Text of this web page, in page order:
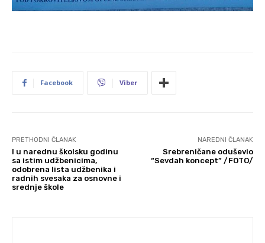
Facebook Viber
PRETHODNI ČLANAK
I u narednu školsku godinu
sa istim udžbenicima,
odobrena lista udžbenika i
radnih svesaka za osnovne i
srednje škole
NAREDNI ČLANAK
Srebreničane oduševio
“Sevdah koncept” /FOTO/